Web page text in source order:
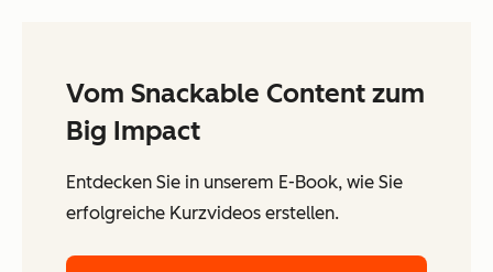
Vom Snackable Content zum
Big Impact
Entdecken Sie in unserem E-Book, wie Sie
erfolgreiche Kurzvideos erstellen.